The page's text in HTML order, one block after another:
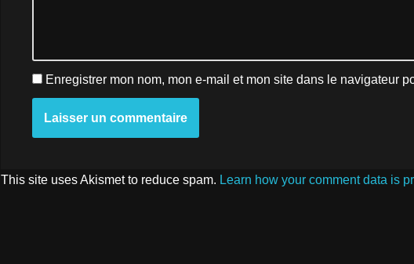
Enregistrer mon nom, mon e-mail et mon site dans le navigateur
This site uses Akismet to reduce spam. Learn how your comment data is